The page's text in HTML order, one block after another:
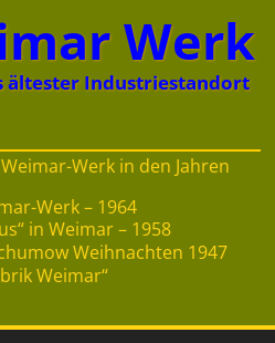
Werk
ältester Industriestandort
Werk in den Jahren
Werk – 1964
in Weimar – 1958
Weihnachten 1947
Weimar“